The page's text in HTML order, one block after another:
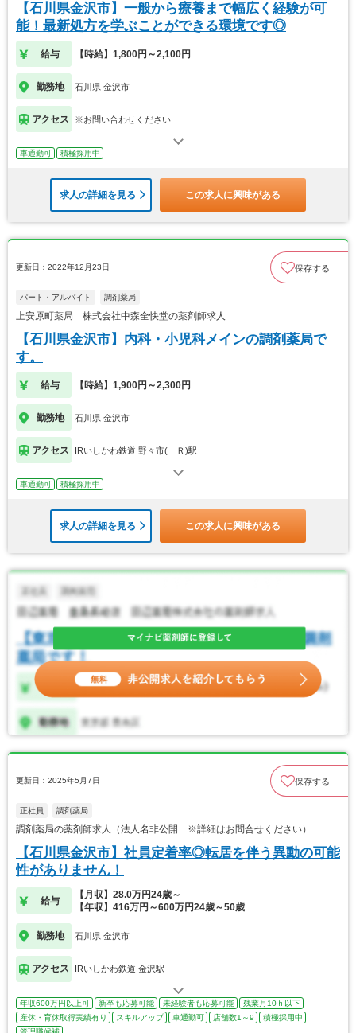
【石川県金沢市】一般から療養まで幅広く経験が可
能！最新処方を学ぶことができる環境です◎
給与 【時給】1,800円～2,100円
勤務地 石川県 金沢市
アクセス ※お問い合わせください
車通勤可 積極採用中
求人の詳細を見る この求人に興味がある
更新日：2022年12月23日 保存する
パート・アルバイト 調剤薬局
上安原町薬局 株式会社中森全快堂の薬剤師求人
【石川県金沢市】内科・小児科メインの調剤薬局で
す。
給与 【時給】1,900円～2,300円
勤務地 石川県 金沢市
アクセス IRいしかわ鉄道 野々市(ＩＲ)駅
車通勤可 積極採用中
求人の詳細を見る この求人に興味がある
更新日：2025年5月7日 保存する
正社員 調剤薬局
調剤薬局の薬剤師求人（法人名非公開 ※詳細はお問合せください）
【石川県金沢市】社員定着率◎転居を伴う異動の可能
性がありません！
給与
【月収】28.0万円24歳～
【年収】416万円～600万円24歳～50歳
勤務地 石川県 金沢市
アクセス IRいしかわ鉄道 金沢駅
年収600万円以上可 新卒も応募可能 未経験者も応募可能
残業月10ｈ以下
産休・育休取得実績有り
スキルアップ 車通勤可 店舗数1～9
積極採用中